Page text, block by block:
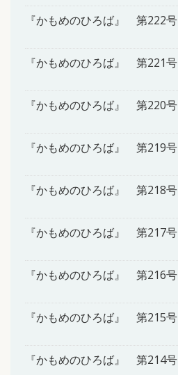
『かもめのひろば』 第222号
『かもめのひろば』 第221号
『かもめのひろば』 第220号
『かもめのひろば』 第219号
『かもめのひろば』 第218号
『かもめのひろば』 第217号
『かもめのひろば』 第216号
『かもめのひろば』 第215号
『かもめのひろば』 第214号